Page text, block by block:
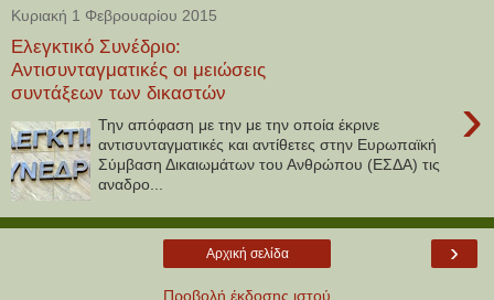
Κυριακή 1 Φεβρουαρίου 2015
Ελεγκτικό Συνέδριο:
Αντισυνταγματικές οι μειώσεις
συντάξεων των δικαστών
›
Την απόφαση με την με την οποία έκρινε
αντισυνταγματικές και αντίθετες στην Ευρωπαϊκή
Σύμβαση Δικαιωμάτων του Ανθρώπου (ΕΣΔΑ) τις
αναδρο...
›
Αρχική σελίδα
Προβολή έκδοσης ιστού